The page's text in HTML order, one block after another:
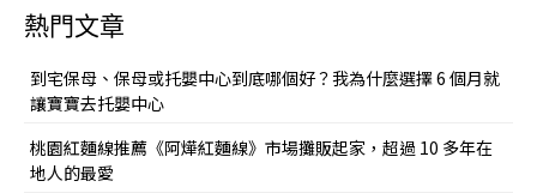
熱門文章
到宅保母、保母或托嬰中心到底哪個好？我為什麼選擇 6 個月就
讓寶寶去托嬰中心
桃園紅麵線推薦《阿燁紅麵線》市場攤販起家，超過 10 多年在
地人的最愛